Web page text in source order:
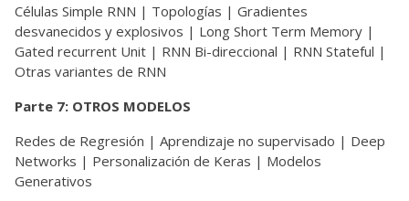
Células Simple RNN | Topologías | Gradientes
desvanecidos y explosivos | Long Short Term Memory |
Gated recurrent Unit | RNN Bi-direccional | RNN Stateful |
Otras variantes de RNN
Parte 7: OTROS MODELOS
Redes de Regresión | Aprendizaje no supervisado | Deep
Networks | Personalización de Keras | Modelos
Generativos